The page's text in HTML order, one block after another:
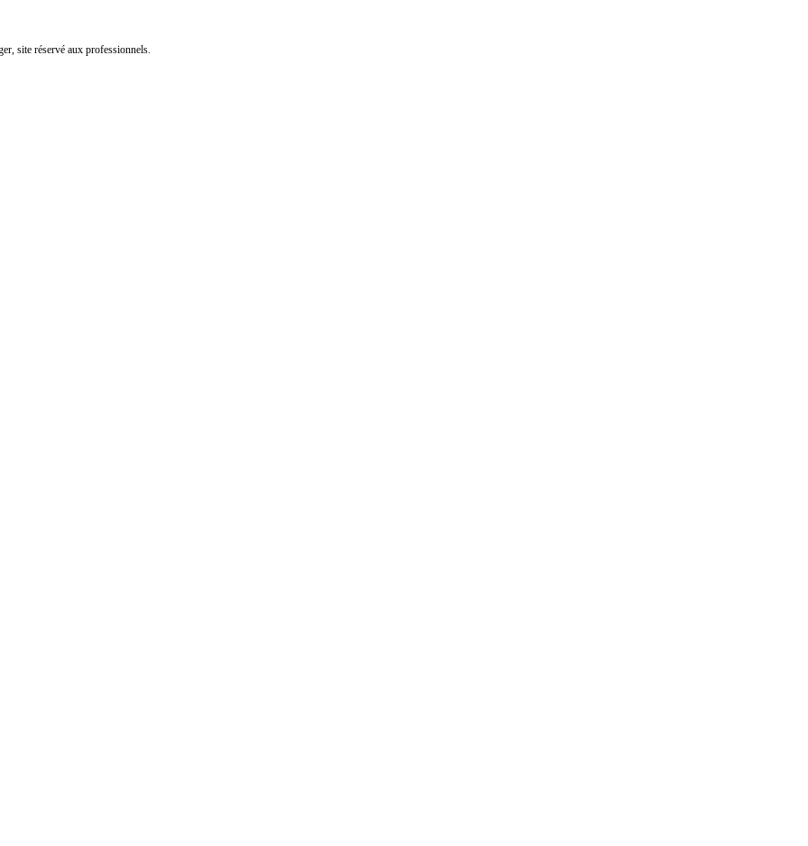
site réservé aux professionnels.